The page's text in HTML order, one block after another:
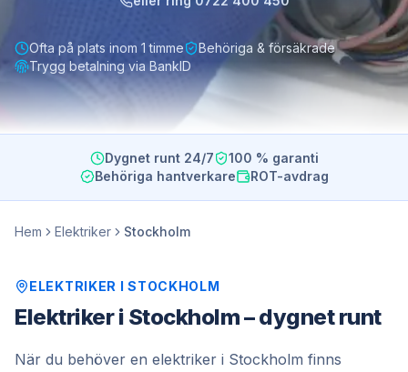
Ofta på plats inom 1 timme
Behöriga & försäkrade
Trygg betalning via BankID
Dygnet runt 24/7
100 % garanti
Behöriga hantverkare
ROT-avdrag
Hem Elektriker Stockholm
ELEKTRIKER ISTOCKHOLM
Elektriker i Stockholm – dygnet runt
När du behöver en elektriker i Stockholm finns